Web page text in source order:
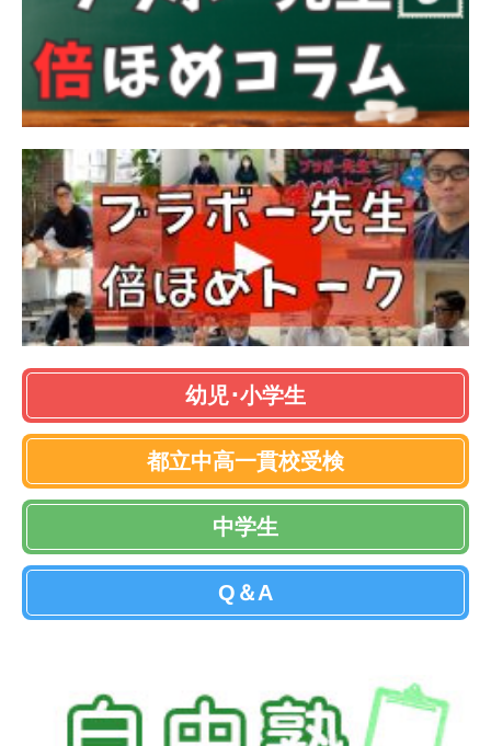
幼児･小学生
都立中高一貫校受検
中学生
Q＆A